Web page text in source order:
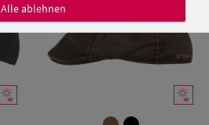
Alle ablehnen